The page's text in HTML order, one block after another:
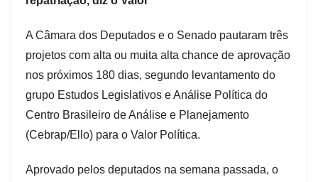
A Câmara dos Deputados e o Senado pautaram três
projetos com alta ou muita alta chance de aprovação
nos próximos 180 dias, segundo levantamento do
grupo Estudos Legislativos e Análise Política do
Centro Brasileiro de Análise e Planejamento
(Cebrap/Ello) para o Valor Política.
Aprovado pelos deputados na semana passada, o